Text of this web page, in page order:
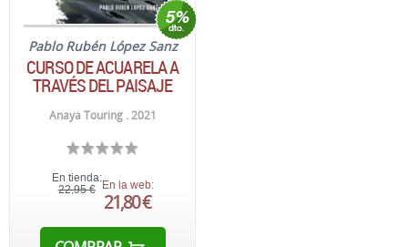
Pablo Rubén López Sanz
CURSO DE ACUARELA A
TRAVÉS DEL PAISAJE
Anaya Touring . 2021
En tienda:
22,95 € En la web:
21,80 €